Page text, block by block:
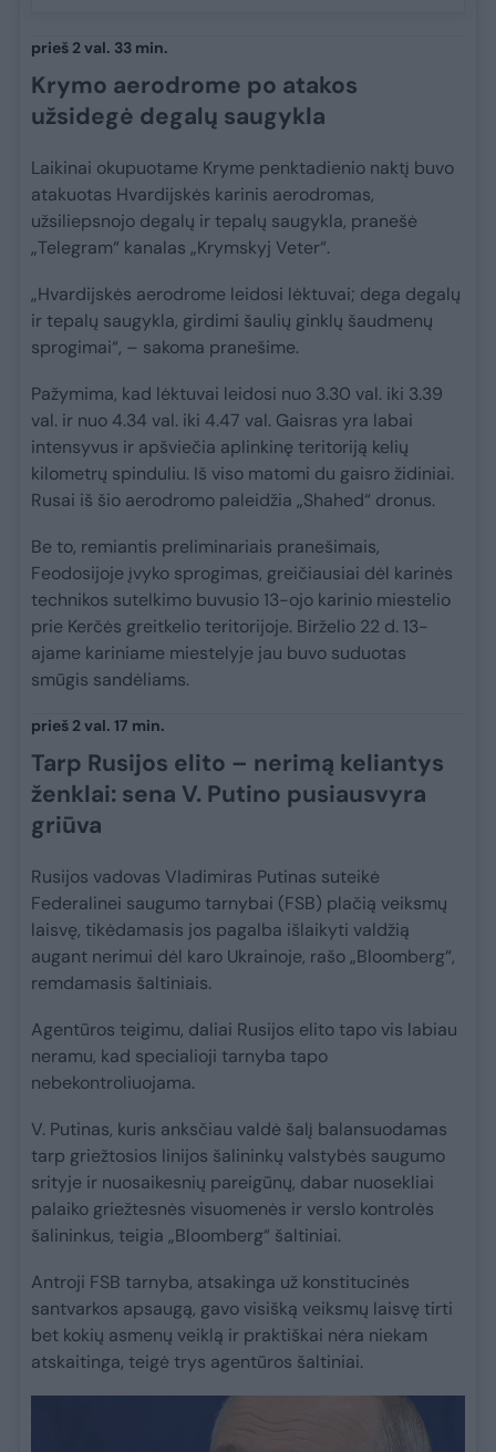
prieš 2 val. 33 min.
Krymo aerodrome po atakos
užsidegė degalų saugykla
Laikinai okupuotame Kryme penktadienio naktį buvo
atakuotas Hvardijskės karinis aerodromas,
užsiliepsnojo degalų ir tepalų saugykla, pranešė
„Telegram“ kanalas „Krymskyj Veter“.
„Hvardijskės aerodrome leidosi lėktuvai; dega degalų
ir tepalų saugykla, girdimi šaulių ginklų šaudmenų
sprogimai“, – sakoma pranešime.
Pažymima, kad lėktuvai leidosi nuo 3.30 val. iki 3.39
val. ir nuo 4.34 val. iki 4.47 val. Gaisras yra labai
intensyvus ir apšviečia aplinkinę teritoriją kelių
kilometrų spinduliu. Iš viso matomi du gaisro židiniai.
Rusai iš šio aerodromo paleidžia „Shahed“ dronus.
Be to, remiantis preliminariais pranešimais,
Feodosijoje įvyko sprogimas, greičiausiai dėl karinės
technikos sutelkimo buvusio 13-ojo karinio miestelio
prie Kerčės greitkelio teritorijoje. Birželio 22 d. 13-
ajame kariniame miestelyje jau buvo suduotas
smūgis sandėliams.
prieš 2 val. 17 min.
Tarp Rusijos elito – nerimą keliantys
ženklai: sena V. Putino pusiausvyra
griūva
Rusijos vadovas Vladimiras Putinas suteikė
Federalinei saugumo tarnybai (FSB) plačią veiksmų
laisvę, tikėdamasis jos pagalba išlaikyti valdžią
augant nerimui dėl karo Ukrainoje, rašo „Bloomberg“,
remdamasis šaltiniais.
Agentūros teigimu, daliai Rusijos elito tapo vis labiau
neramu, kad specialioji tarnyba tapo
nebekontroliuojama.
V. Putinas, kuris anksčiau valdė šalį balansuodamas
tarp griežtosios linijos šalininkų valstybės saugumo
srityje ir nuosaikesnių pareigūnų, dabar nuosekliai
palaiko griežtesnės visuomenės ir verslo kontrolės
šalininkus, teigia „Bloomberg“ šaltiniai.
Antroji FSB tarnyba, atsakinga už konstitucinės
santvarkos apsaugą, gavo visišką veiksmų laisvę tirti
bet kokių asmenų veiklą ir praktiškai nėra niekam
atskaitinga, teigė trys agentūros šaltiniai.